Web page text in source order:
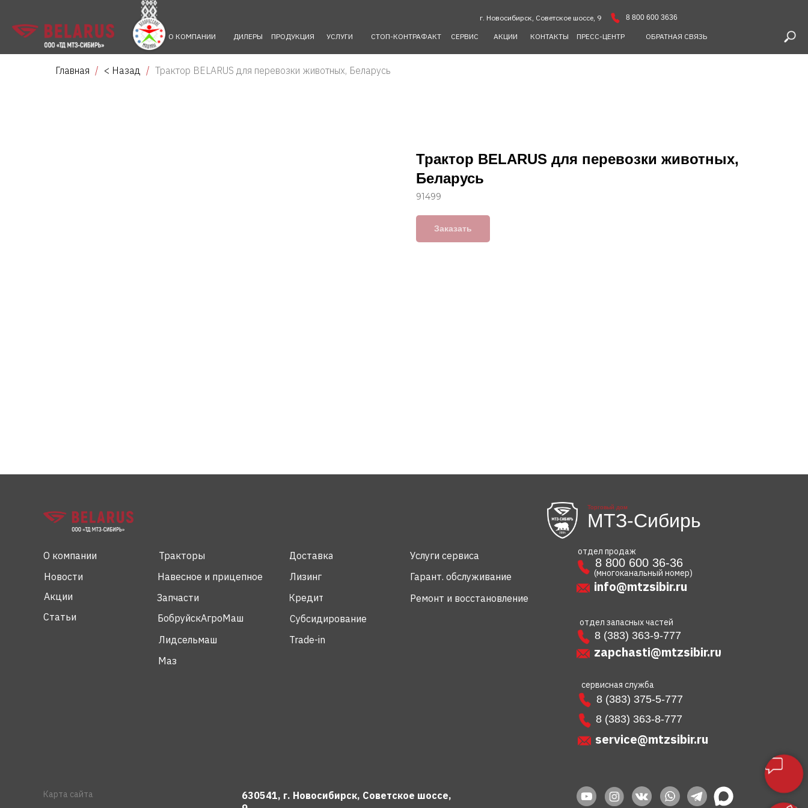
ОБРАТНАЯ СВЯЗЬ
ПРЕСС-ЦЕНТР
КОНТАКТЫ
АКЦИИ
СЕРВИС
СТОП-КОНТРАФАКТ
УСЛУГИ
ПРОДУКЦИЯ
ДИЛЕРЫ
О КОМПАНИИ
г. Новосибирск, Советское шоссе, 9 8 800 600 3636
Главная < Назад Трактор BELARUS для перевозки животных, Беларусь
Трактор BELARUS для перевозки животных,
Беларусь
91499
Заказать
Торговый дом
МТЗ-Сибирь
Акции
Статьи
Новости
Trade-in
Субсидирование
Кредит
Лизинг
Ремонт и восстановление
Гарант. обслуживание
Услуги сервиса
Доставка
Маз
Лидсельмаш
БобруйскАгроМаш
Запчасти
Навесное и прицепное
Тракторы
О компании
Карта сайта
630541, г. Новосибирск, Советское шоссе,
service@mtzsibir.ru
zapchasti@mtzsibir.ru
отдел запасных частей
сервисная служба
info@mtzsibir.ru
8 (383) 375-5-777
отдел продаж
(многоканальный номер)
8 800 600 36-36
8 (383) 363-9-777
8 (383) 363-8-777